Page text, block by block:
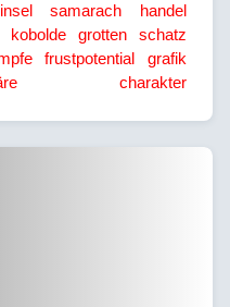
insel samarach
handel
kobolde grotten
schatz
frustpotential
grafik
charakter